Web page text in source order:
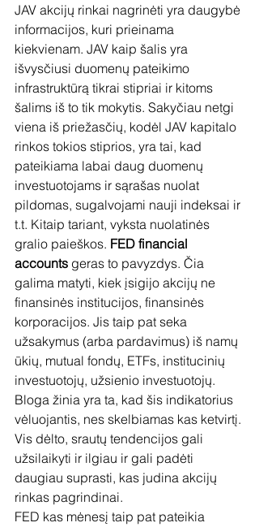
JAV akcijų rinkai nagrinėti yra daugybė
informacijos, kuri prieinama
kiekvienam. JAV kaip šalis yra
išvysčiusi duomenų pateikimo
infrastruktūrą tikrai stipriai ir kitoms
šalims iš to tik mokytis. Sakyčiau netgi
viena iš priežasčių, kodėl JAV kapitalo
rinkos tokios stiprios, yra tai, kad
pateikiama labai daug duomenų
investuotojams ir sąrašas nuolat
pildomas, sugalvojami nauji indeksai ir
t.t. Kitaip tariant, vyksta nuolatinės
gralio paieškos. FED financial
accounts geras to pavyzdys. Čia
galima matyti, kiek įsigijo akcijų ne
finansinės institucijos, finansinės
korporacijos. Jis taip pat seka
užsakymus (arba pardavimus) iš namų
ūkių, mutual fondų, ETFs, institucinių
investuotojų, užsienio investuotojų.
Bloga žinia yra ta, kad šis indikatorius
vėluojantis, nes skelbiamas kas ketvirtį.
Vis dėlto, srautų tendencijos gali
užsilaikyti ir ilgiau ir gali padėti
daugiau suprasti, kas judina akcijų
rinkas pagrindinai.
FED kas mėnesį taip pat pateikia